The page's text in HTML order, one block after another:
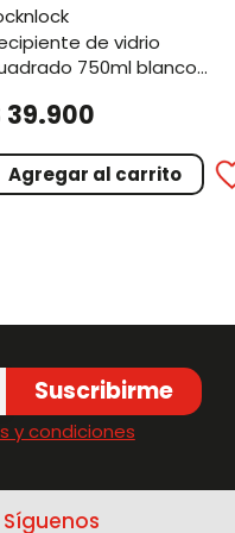
750ml blanco
39.900
Agregar al carrito
Suscribirme
y condiciones
Síguenos